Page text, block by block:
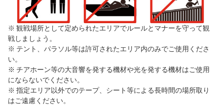
※ 観戦場所として定められたエリアでルールとマナーを守って観
戦しましょう。
※ テント、パラソル等は許可されたエリア内のみでご使用くださ
い。
※ チアホーン等の大音響を発する機材や光を発する機材はご使用
にならないでください。
※ 指定エリア以外でのテープ、シート等による長時間の場所取り
はご遠慮ください。